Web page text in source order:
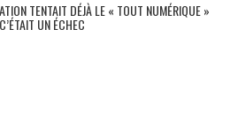
TENTAIT DÉJÀ LE « TOUT NUMÉRIQUE »
UN ÉCHEC